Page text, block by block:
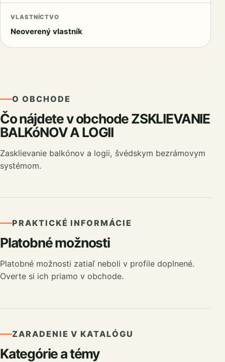
VLASTNÍCTVO
Neoverený vlastník
O OBCHODE
Čo nájdete v obchode ZSKLIEVANIE
BALKóNOV A LOGII
Zasklievanie balkónov a logii, švédskym bezrámovym
systémom.
PRAKTICKÉ INFORMÁCIE
Platobné možnosti
Platobné možnosti zatiaľ neboli v profile doplnené.
Overte si ich priamo v obchode.
ZARADENIE V KATALÓGU
Kategórie a témy